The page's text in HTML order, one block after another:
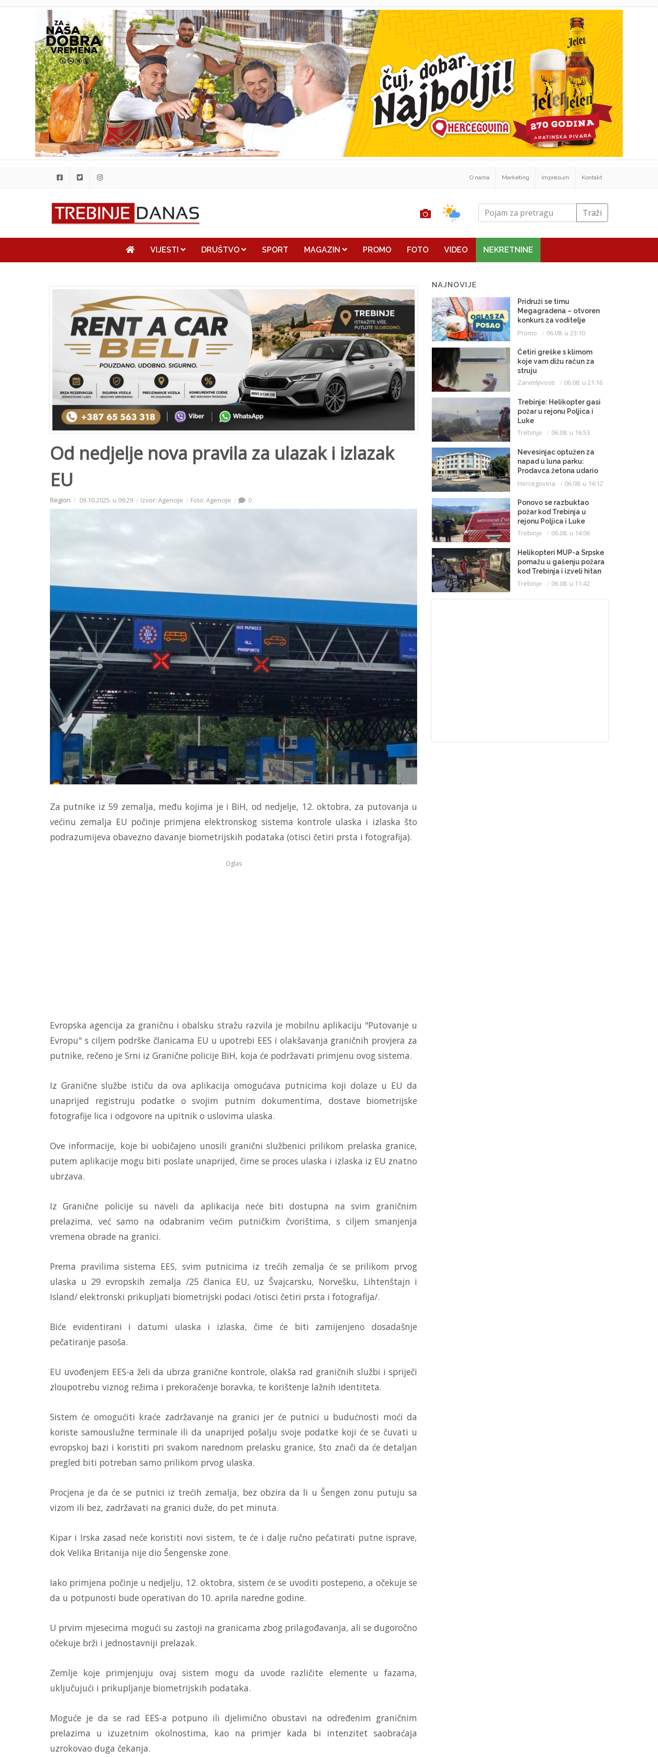
O nama Marketing Impresum Kontakt
Traži
VIJESTI DRUŠTVO SPORT MAGAZIN PROMO FOTO VIDEO NEKRETNINE
Od nedjelje nova pravila za ulazak i izlazak
EU
Region 09.10.2025. u 09:29 Izvor: Agencije Foto: Agencije 0
Za putnike iz 59 zemalja, među kojima je i BiH, od nedjelje, 12. oktobra, za putovanja u
većinu zemalja EU počinje primjena elektronskog sistema kontrole ulaska i izlaska što
podrazumijeva obavezno davanje biometrijskih podataka (otisci četiri prsta i fotografija).
Oglas
Evropska agencija za graničnu i obalsku stražu razvila je mobilnu aplikaciju "Putovanje u
Evropu" s ciljem podrške članicama EU u upotrebi EES i olakšavanja graničnih provjera za
putnike, rečeno je Srni iz Granične policije BiH, koja će podržavati primjenu ovog sistema.
Iz Granične službe ističu da ova aplikacija omogućava putnicima koji dolaze u EU da
unaprijed registruju podatke o svojim putnim dokumentima, dostave biometrijske
fotografije lica i odgovore na upitnik o uslovima ulaska.
Ove informacije, koje bi uobičajeno unosili granični službenici prilikom prelaska granice,
putem aplikacije mogu biti poslate unaprijed, čime se proces ulaska i izlaska iz EU znatno
ubrzava.
Iz Granične policije su naveli da aplikacija neće biti dostupna na svim graničnim
prelazima, već samo na odabranim većim putničkim čvorištima, s ciljem smanjenja
vremena obrade na granici.
Prema pravilima sistema EES, svim putnicima iz trećih zemalja će se prilikom prvog
ulaska u 29 evropskih zemalja /25 članica EU, uz Švajcarsku, Norvešku, Lihtenštajn i
Island/ elektronski prikupljati biometrijski podaci /otisci četiri prsta i fotografija/.
Biće evidentirani i datumi ulaska i izlaska, čime će biti zamijenjeno dosadašnje
pečatiranje pasoša.
EU uvođenjem EES-a želi da ubrza granične kontrole, olakša rad graničnih službi i spriječi
zloupotrebu viznog režima i prekoračenje boravka, te korištenje lažnih identiteta.
Sistem će omogućiti kraće zadržavanje na granici jer će putnici u budućnosti moći da
koriste samouslužne terminale ili da unaprijed pošalju svoje podatke koji će se čuvati u
evropskoj bazi i koristiti pri svakom narednom prelasku granice, što znači da će detaljan
pregled biti potreban samo prilikom prvog ulaska.
Procjena je da će se putnici iz trećih zemalja, bez obzira da li u Šengen zonu putuju sa
vizom ili bez, zadržavati na granici duže, do pet minuta.
Kipar i Irska zasad neće koristiti novi sistem, te će i dalje ručno pečatirati putne isprave,
dok Velika Britanija nije dio Šengenske zone.
Iako primjena počinje u nedjelju, 12. oktobra, sistem će se uvoditi postepeno, a očekuje se
da u potpunosti bude operativan do 10. aprila naredne godine.
U prvim mjesecima mogući su zastoji na granicama zbog prilagođavanja, ali se dugoročno
očekuje brži i jednostavniji prelazak.
Zemlje koje primjenjuju ovaj sistem mogu da uvode različite elemente u fazama,
uključujući i prikupljanje biometrijskih podataka.
Moguće je da se rad EES-a potpuno ili djelimično obustavi na određenim graničnim
prelazima u izuzetnim okolnostima, kao na primjer kada bi intenzitet saobraćaja
uzrokovao duga čekanja.
NAJNOVIJE
Pridruži se timu
Megagradena – otvoren
konkurs za voditelje
gradilišta
Promo 06.08. u 23:10
Četiri greške s klimom
koje vam dižu račun za
struju
Zanimljivosti 06.08. u 21:16
Trebinje: Helikopter gasi
požar u rejonu Poljica i
Luke
Trebinje 06.08. u 16:53
Nevesinjac optužen za
napad u luna parku:
Prodavca žetona udario
mikrofonom u glavu
Hercegovina 06.08. u 14:12
Ponovo se razbuktao
požar kod Trebinja u
rejonu Poljica i Luke
Trebinje 06.08. u 14:06
Helikopteri MUP-a Srpske
pomažu u gašenju požara
kod Trebinja i izveli hitan
medicinski let do
Beograda
Trebinje 06.08. u 11:42